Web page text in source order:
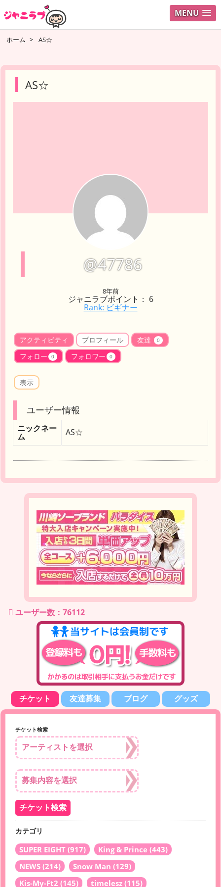
MENU ログイ
ホーム > AS☆
AS☆
@47786
8年前
ジャニラブポイント： 6
Rank: ビギナー
アクティビティ プロフィール 友達 0
フォロー 0 フォロワー 0
表示
ユーザー情報
ニックネー
ム AS☆
ユーザー数：76112
チケット 友達募集 ブログ グッズ
チケット検索
カテゴリ
SUPER EIGHT (917) King & Prince (443)
NEWS (214) Snow Man (129)
Kis-My-Ft2 (145) timelesz (115)